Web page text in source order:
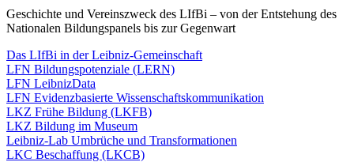
Geschichte und Vereinszweck des LIfBi – von der Entstehung des
Nationalen Bildungspanels bis zur Gegenwart
Das LIfBi in der Leibniz-Gemeinschaft
LFN Bildungspotenziale (LERN)
LFN LeibnizData
LFN Evidenzbasierte Wissenschaftskommunikation
LKZ Frühe Bildung (LKFB)
LKZ Bildung im Museum
Leibniz-Lab Umbrüche und Transformationen
LKC Beschaffung (LKCB)